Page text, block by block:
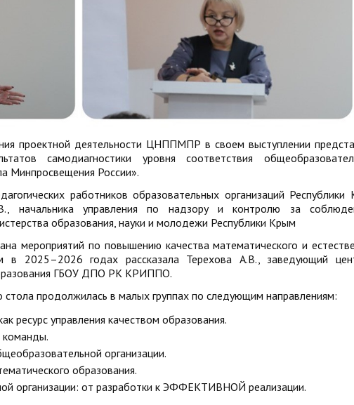
проектной деятельности ЦНППМПР в своем выступлении
самодиагностики уровня соответствия
Минпросвещения России».
работников образовательных организаций Республики
начальника управления по надзору и контролю за
образования, науки и молодежи Республики Крым
мероприятий по повышению качества математического и
в 2025–2026 годах рассказала Терехова А.В., заведующий
ГБОУ ДПО РК КРИППО.
стола продолжилась в малых группах по следующим направлениям:
ресурс управления качеством образования.
команды.
организации.
образования.
организации: от разработки к ЭФФЕКТИВНОЙ реализации.